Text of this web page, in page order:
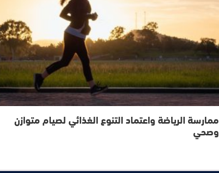
ممارسة الرياضة واعتماد التنوع الغذائي لصيام متوازن
وصحي